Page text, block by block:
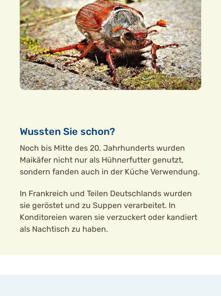
Wussten Sie schon?
Noch bis Mitte des 20. Jahrhunderts wurden
Maikäfer nicht nur als Hühnerfutter genutzt,
sondern fanden auch in der Küche Verwendung.
In Frankreich und Teilen Deutschlands wurden
sie geröstet und zu Suppen verarbeitet. In
Konditoreien waren sie verzuckert oder kandiert
als Nachtisch zu haben.